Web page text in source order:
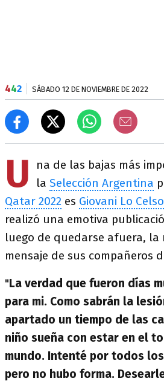
442 SÁBADO 12 DE NOVIEMBRE DE 2022
U
na de las bajas más
la Selección Argentina
Qatar 2022 es Giovani Lo Celso
realizó una emotiva
luego de quedarse afuera, la
mensaje de sus compañeros
"La verdad que fueron días
para mi. Como sabrán la
apartado un tiempo de las
niño sueña con estar en el
mundo. Intenté por todos
pero no hubo forma.